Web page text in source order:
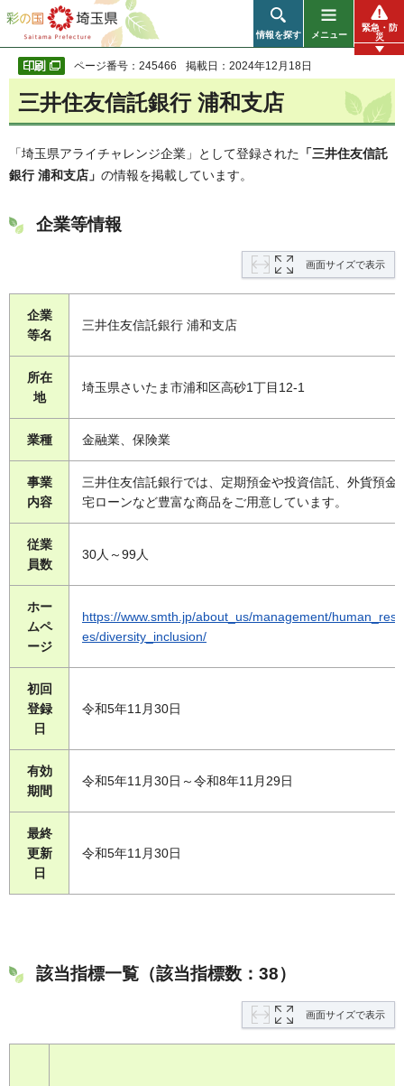
彩の国 埼玉県
情報を探す メニュー
緊急・防
災
ページ番号：245466 掲載日：2024年12月18日
三井住友信託銀行 浦和支店
「埼玉県アライチャレンジ企業」として登録された 「三井住友信託
銀行 浦和支店」 の情報を掲載しています。
企業等情報
画面サイズで表示
企業
等名
三井住友信託銀行 浦和支店
所在
地
埼玉県さいたま市浦和区高砂1丁目12-1
業種 金融業、保険業
事業
内容
三井住友信託銀行では、定期預金や投資信託、外貨預金
宅ローンなど豊富な商品をご用意しています。
従業
員数
30人～99人
ホー
ムペ
ージ
https://www.smth.jp/about_us/management/
es/diversity_inclusion/
初回
登録
日
令和5年11月30日
有効
期間
令和5年11月30日～令和8年11月29日
最終
更新
日
令和5年11月30日
該当指標一覧（該当指標数：38）
画面サイズで表示